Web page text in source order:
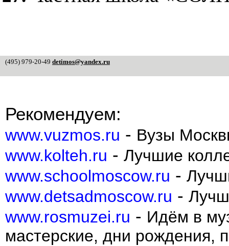
(495) 979-20-49 detimos@yandex.ru
Рекомендуем:
www.vuzmos.ru - Вузы
www.kolteh.ru - Лучшие
www.schoolmoscow.ru -
www.detsadmoscow.ru -
www.rosmuzei.ru - Идём в
мастерские, дни рождения,